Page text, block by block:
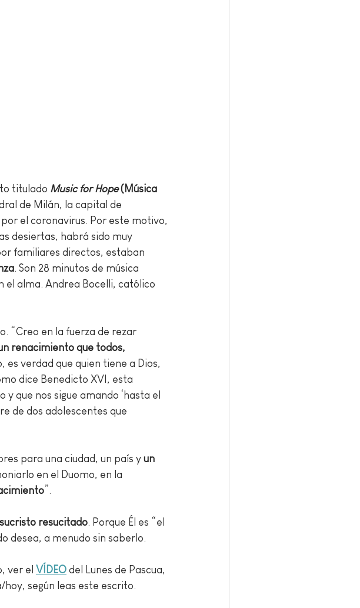
titulado Music for Hope (Música
de Milán, la capital de
el coronavirus. Por este motivo,
desiertas, habrá sido muy
familiares directos, estaban
. Son 28 minutos de música
el alma. Andrea Bocelli, católico
“Creo en la fuerza de rezar
renacimiento que todos,
es verdad que quien tiene a Dios,
dice Benedicto XVI, esta
que nos sigue amando ‘hasta el
de dos adolescentes que
para una ciudad, un país y un
en el Duomo, en la
”.
resucitado. Porque Él es “el
desea, a menudo sin saberlo.
ver el VÍDEO del Lunes de Pascua,
según leas este escrito.